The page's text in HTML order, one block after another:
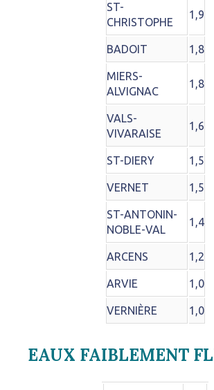
ST-
CHRISTOPHE
1,9
BADOIT 1,8
MIERS-
ALVIGNAC
1,8
VALS-
VIVARAISE
1,6
ST-DIERY 1,5
VERNET 1,5
ST-ANTONIN-
NOBLE-VAL
1,4
ARCENS 1,2
ARVIE 1,0
VERNIÈRE 1,0
EAUX FAIBLEMENT